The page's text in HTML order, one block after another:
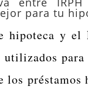
para tu
hipoteca y el
utilizados
los préstamos